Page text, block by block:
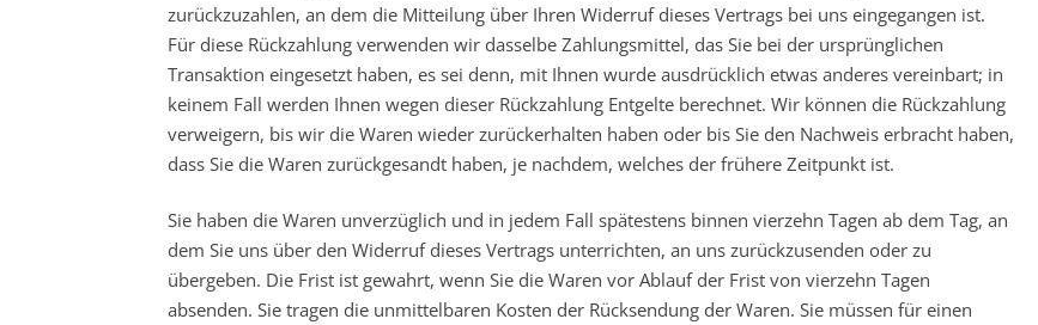
zurückzuzahlen, an dem die Mitteilung über Ihren Widerruf dieses Vertrags bei uns eingegangen ist.
Für diese Rückzahlung verwenden wir dasselbe Zahlungsmittel, das Sie bei der ursprünglichen
Transaktion eingesetzt haben, es sei denn, mit Ihnen wurde ausdrücklich etwas anderes vereinbart; in
keinem Fall werden Ihnen wegen dieser Rückzahlung Entgelte berechnet. Wir können die Rückzahlung
verweigern, bis wir die Waren wieder zurückerhalten haben oder bis Sie den Nachweis erbracht haben,
dass Sie die Waren zurückgesandt haben, je nachdem, welches der frühere Zeitpunkt ist.
Sie haben die Waren unverzüglich und in jedem Fall spätestens binnen vierzehn Tagen ab dem Tag, an
dem Sie uns über den Widerruf dieses Vertrags unterrichten, an uns zurückzusenden oder zu
übergeben. Die Frist ist gewahrt, wenn Sie die Waren vor Ablauf der Frist von vierzehn Tagen
absenden. Sie tragen die unmittelbaren Kosten der Rücksendung der Waren. Sie müssen für einen